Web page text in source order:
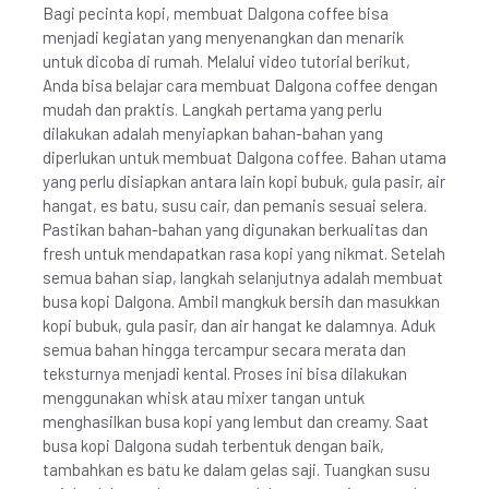
Bagi pecinta kopi, membuat Dalgona coffee bisa
menjadi kegiatan yang menyenangkan dan menarik
untuk dicoba di rumah. Melalui video tutorial berikut,
Anda bisa belajar cara membuat Dalgona coffee dengan
mudah dan praktis. Langkah pertama yang perlu
dilakukan adalah menyiapkan bahan-bahan yang
diperlukan untuk membuat Dalgona coffee. Bahan utama
yang perlu disiapkan antara lain kopi bubuk, gula pasir, air
hangat, es batu, susu cair, dan pemanis sesuai selera.
Pastikan bahan-bahan yang digunakan berkualitas dan
fresh untuk mendapatkan rasa kopi yang nikmat. Setelah
semua bahan siap, langkah selanjutnya adalah membuat
busa kopi Dalgona. Ambil mangkuk bersih dan masukkan
kopi bubuk, gula pasir, dan air hangat ke dalamnya. Aduk
semua bahan hingga tercampur secara merata dan
teksturnya menjadi kental. Proses ini bisa dilakukan
menggunakan whisk atau mixer tangan untuk
menghasilkan busa kopi yang lembut dan creamy. Saat
busa kopi Dalgona sudah terbentuk dengan baik,
tambahkan es batu ke dalam gelas saji. Tuangkan susu